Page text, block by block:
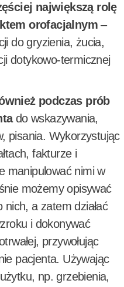
największą rolę
orofacjalnym –
do gryzienia, żucia,
dotykowo-termicznej
podczas prób
do wskazywania,
pisania. Wykorzystując
fakturze i
manipulować nimi w
możemy opisywać
a zatem działać
i dokonywać
przywołując
pacjenta. Używając
np. grzebienia,